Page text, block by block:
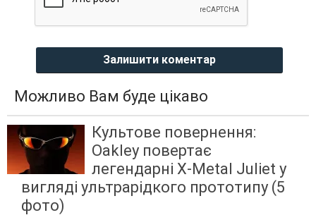
Залишити коментар
Можливо Вам буде цікаво
Культове повернення:
Oakley повертає
легендарні X-Metal Juliet у
вигляді ультрарідкого прототипу (5
фото)